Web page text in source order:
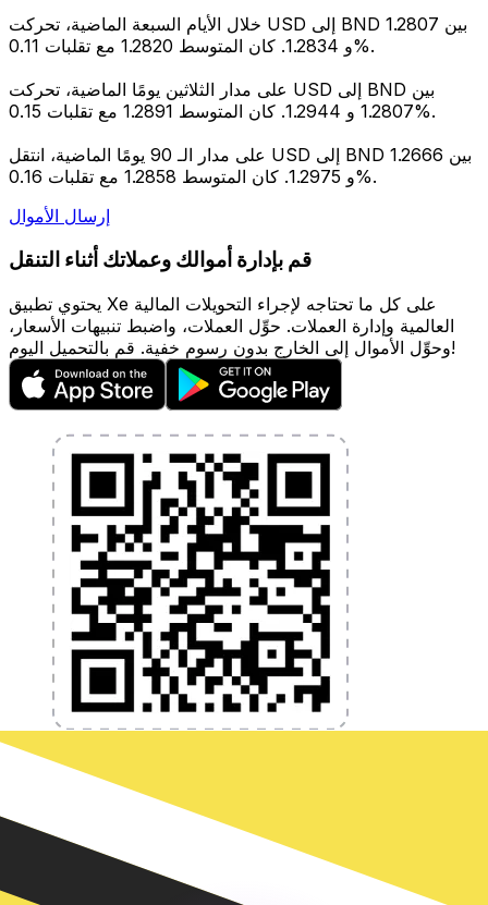
خلال الأيام السبعة الماضية، تحركت USD إلى BND بين 1.2807
و 1.2834. كان المتوسط 1.2820 مع تقلبات 0.11%.
على مدار الثلاثين يومًا الماضية، تحركت USD إلى BND بين
1.2807 و 1.2944. كان المتوسط 1.2891 مع تقلبات 0.15%.
على مدار الـ 90 يومًا الماضية، انتقل USD إلى BND بين 1.2666
و 1.2975. كان المتوسط 1.2858 مع تقلبات 0.16%.
إرسال الأموال
قم بإدارة أموالك وعملاتك أثناء التنقل
يحتوي تطبيق Xe على كل ما تحتاجه لإجراء التحويلات المالية
العالمية وإدارة العملات. حوِّل العملات، واضبط تنبيهات الأسعار،
وحوِّل الأموال إلى الخارج بدون رسوم خفية. قم بالتحميل اليوم!